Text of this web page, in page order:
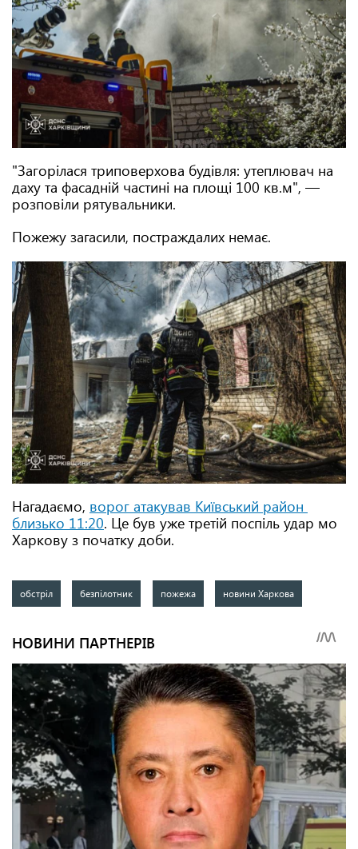
"Загорілася триповерхова будівля: утеплювач на
даху та фасадній частині на площі 100 кв.м", —
розповіли рятувальники.
Пожежу загасили, постраждалих немає.
Нагадаємо, ворог атакував Київський район
близько 11:20. Це був уже третій поспіль удар мо
Харкову з початку доби.
обстріл безпілотник пожежа новини Харкова